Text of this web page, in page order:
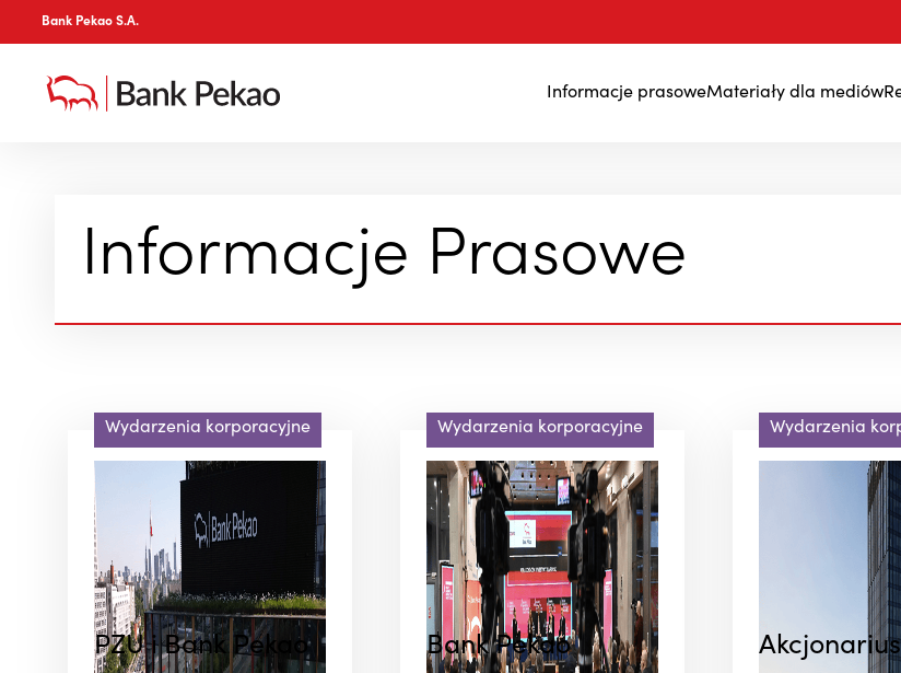
Bank Pekao S.A.
Informacje prasoweMateriały dla mediów
Informacje Prasowe
Wydarzenia korporacyjne
PZU i Bank Pekao
Wydarzenia korporacyjne
Bank Pekao
Wydarzenia